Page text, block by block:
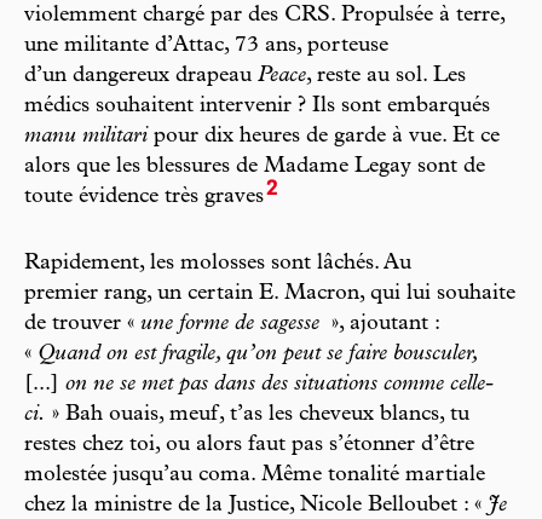
violemment chargé par des CRS. Propulsée à terre,
une militante d’Attac, 73 ans, porteuse
d’un dangereux drapeau Peace, reste au sol. Les
médics souhaitent intervenir ? Ils sont embarqués
manu militari pour dix heures de garde à vue. Et ce
alors que les blessures de Madame Legay sont de
toute évidence très graves2
Rapidement, les molosses sont lâchés. Au
premier rang, un certain E. Macron, qui lui souhaite
de trouver « une forme de sagesse », ajoutant :
« Quand on est fragile, qu’on peut se faire bousculer,
[...] on ne se met pas dans des situations comme celle-
ci. » Bah ouais, meuf, t’as les cheveux blancs, tu
restes chez toi, ou alors faut pas s’étonner d’être
molestée jusqu’au coma. Même tonalité martiale
chez la ministre de la Justice, Nicole Belloubet : « Je